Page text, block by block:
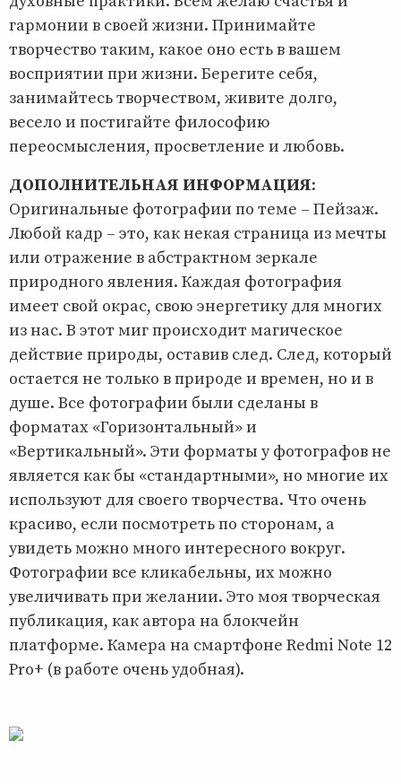
гармонии в своей жизни. Принимайте
творчество таким, какое оно есть в вашем
восприятии при жизни. Берегите себя,
занимайтесь творчеством, живите долго,
весело и постигайте философию
переосмысления, просветление и любовь.
ДОПОЛНИТЕЛЬНАЯ ИНФОРМАЦИЯ:
Оригинальные фотографии по теме – Пейзаж.
Любой кадр – это, как некая страница из мечты
или отражение в абстрактном зеркале
природного явления. Каждая фотография
имеет свой окрас, свою энергетику для многих
из нас. В этот миг происходит магическое
действие природы, оставив след. След, который
остается не только в природе и времен, но и в
душе. Все фотографии были сделаны в
форматах «Горизонтальный» и
«Вертикальный». Эти форматы у фотографов не
является как бы «стандартными», но многие их
используют для своего творчества. Что очень
красиво, если посмотреть по сторонам, а
увидеть можно много интересного вокруг.
Фотографии все кликабельны, их можно
увеличивать при желании. Это моя творческая
публикация, как автора на блокчейн
платформе. Камера на смартфоне Redmi Note 12
Pro+ (в работе очень удобная).